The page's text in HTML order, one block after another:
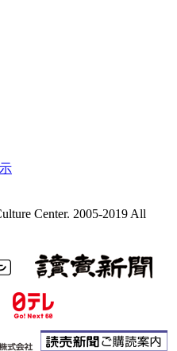
Center. 2005-2019 All